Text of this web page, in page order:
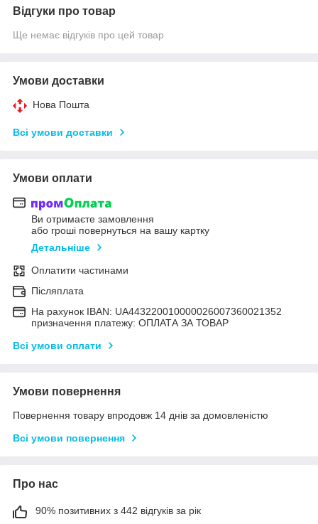
Відгуки про товар
Ще немає відгуків про цей товар
Умови доставки
Нова Пошта
Всі умови доставки
Умови оплати
Ви отримаєте замовлення
або гроші повернуться на вашу картку
Детальніше
Оплатити частинами
Післяплата
На рахунок IBAN: UA443220010000026007360021352
призначення платежу: ОПЛАТА ЗА ТОВАР
Всі умови оплати
Умови повернення
Повернення товару впродовж 14 днів за домовленістю
Всі умови повернення
Про нас
90% позитивних з 442 відгуків за рік